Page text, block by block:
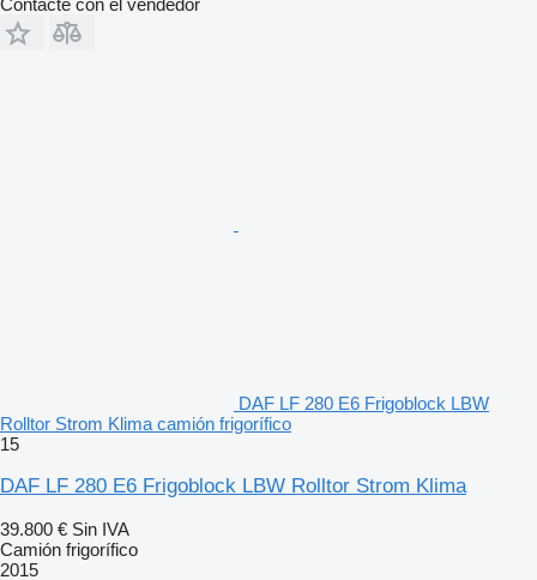
Contacte con el vendedor
DAF LF 280 E6 Frigoblock LBW
Rolltor Strom Klima camión frigorífico
15
DAF LF 280 E6 Frigoblock LBW Rolltor Strom Klima
39.800 € Sin IVA
Camión frigorífico
2015